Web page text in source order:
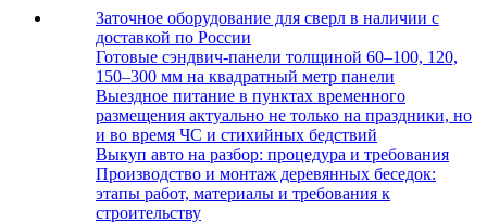
Заточное оборудование для сверл в наличии с
доставкой по России
Готовые сэндвич-панели толщиной 60–100, 120,
150–300 мм на квадратный метр панели
Выездное питание в пунктах временного
размещения актуально не только на праздники, но
и во время ЧС и стихийных бедствий
Выкуп авто на разбор: процедура и требования
Производство и монтаж деревянных беседок:
этапы работ, материалы и требования к
строительству